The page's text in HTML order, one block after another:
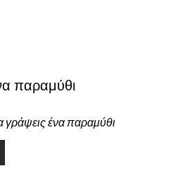
παραμύθι
ένα παραμύθι